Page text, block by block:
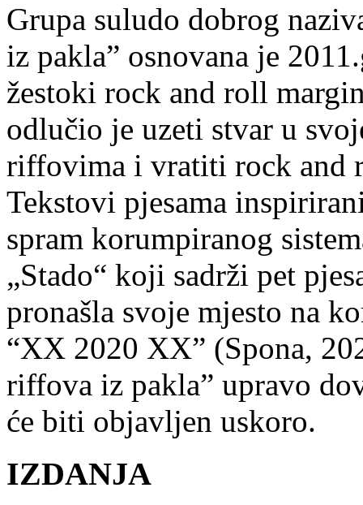
Grupa suludo dobrog
iz pakla” osnovana je
žestoki rock and roll
odlučio je uzeti stvar u
riffovima i vratiti rock and
Tekstovi pjesama
spram korumpiranog
„Stado“ koji sadrži pet
pronašla svoje mjesto na
“XX 2020 XX” (Spona,
riffova iz pakla” upravo
će biti objavljen uskoro.
IZDANJA